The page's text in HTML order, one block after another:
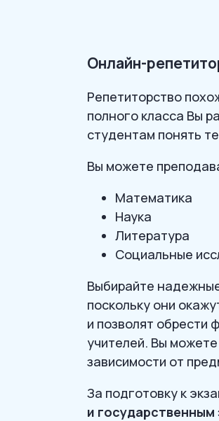
Онлайн-
Репетиторство
полного класса Вы
студентам понять
Вы можете
Математика
Наука
Литература
Социальные
Выбирайте
поскольку они
и позволят обрести
учителей. Вы
зависимости от
За подготовку к
и государственным